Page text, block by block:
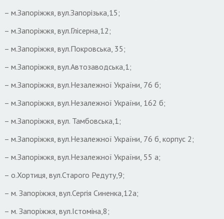
– м.Запоріжжя, вул.Запорізька,15;
– м.Запоріжжя, вул.Глісерна,12;
– м.Запоріжжя, вул.Покровська, 35;
– м.Запоріжжя, вул.Автозаводська,1;
– м.Запоріжжя, вул.Незалежної України, 76 б;
– м.Запоріжжя, вул.Незалежної України, 162 б;
– м.Запоріжжя, вул. Тамбовська,1;
– м.Запоріжжя, вул.Незалежної України, 76 б, корпус 2;
– м.Запоріжжя, вул.Незалежної України, 55 а;
– о.Хортиця, вул.Старого Редуту,9;
– м. Запоріжжя, вул.Сергія Синенка,12а;
– м. Запоріжжя, вул.Істоміна,8;